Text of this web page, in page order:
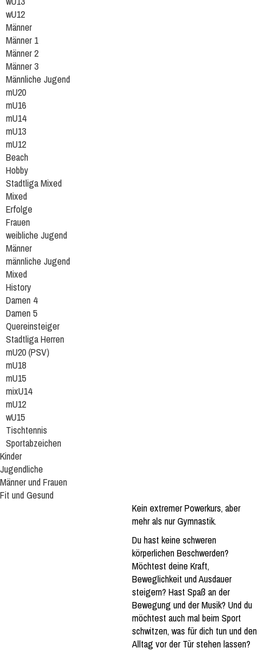
wU12
Männer
Männer 1
Männer 2
Männer 3
Männliche Jugend
mU20
mU16
mU14
mU13
mU12
Beach
Hobby
Stadtliga Mixed
Mixed
Erfolge
Frauen
weibliche Jugend
Männer
männliche Jugend
Mixed
History
Damen 4
Damen 5
Quereinsteiger
Stadtliga Herren
mU20 (PSV)
mU18
mU15
mixU14
mU12
wU15
Tischtennis
Sportabzeichen
Kinder
Jugendliche
Männer und Frauen
Fit und Gesund
Kein extremer Powerkurs, aber
mehr als nur Gymnastik.
Du hast keine schweren
körperlichen Beschwerden?
Möchtest deine Kraft,
Beweglichkeit und Ausdauer
steigern? Hast Spaß an der
Bewegung und der Musik? Und du
möchtest auch mal beim Sport
schwitzen, was für dich tun und den
Alltag vor der Tür stehen lassen?